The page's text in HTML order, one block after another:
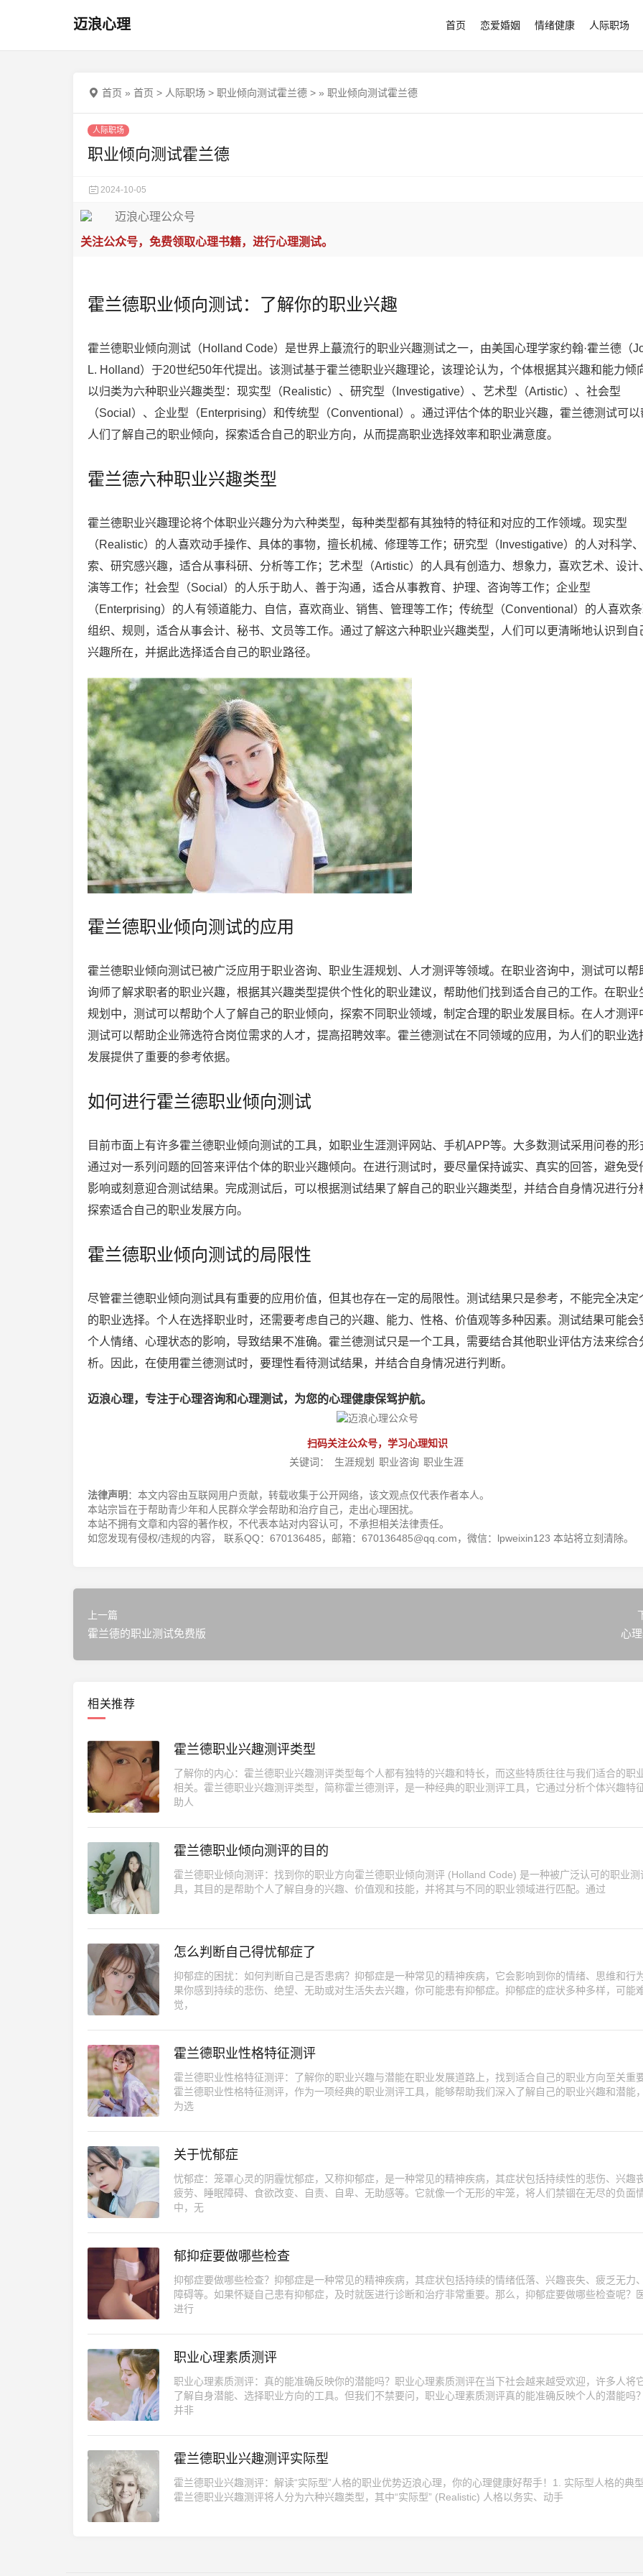
迈浪心理 首页 恋爱婚姻 情绪健康 人际职场
首页 » 首页 > 人际职场 > 职业倾向测试霍兰德 > » 职业倾向测试霍兰德
人际职场
职业倾向测试霍兰德
2024-10-05
关注公众号，免费领取心理书籍，进行心理测试。
霍兰德职业倾向测试：了解你的职业兴趣
霍兰德职业倾向测试（Holland Code）是世界上蕞流行的职业兴趣测试之一，由美国心理学家约翰·霍兰德（
L. Holland）于20世纪50年代提出。该测试基于霍兰德职业兴趣理论，该理论认为，个体根据其兴趣和能力倾
以归类为六种职业兴趣类型：现实型（Realistic）、研究型（Investigative）、艺术型（Artistic）、社会型
（Social）、企业型（Enterprising）和传统型（Conventional）。通过评估个体的职业兴趣，霍兰德测试可以
人们了解自己的职业倾向，探索适合自己的职业方向，从而提高职业选择效率和职业满意度。
霍兰德六种职业兴趣类型
霍兰德职业兴趣理论将个体职业兴趣分为六种类型，每种类型都有其独特的特征和对应的工作领域。现实型
（Realistic）的人喜欢动手操作、具体的事物，擅长机械、修理等工作；研究型（Investigative）的人对科学
索、研究感兴趣，适合从事科研、分析等工作；艺术型（Artistic）的人具有创造力、想象力，喜欢艺术、设计
演等工作；社会型（Social）的人乐于助人、善于沟通，适合从事教育、护理、咨询等工作；企业型
（Enterprising）的人有领道能力、自信，喜欢商业、销售、管理等工作；传统型（Conventional）的人喜欢条
组织、规则，适合从事会计、秘书、文员等工作。通过了解这六种职业兴趣类型，人们可以更清晰地认识到自
兴趣所在，并据此选择适合自己的职业路径。
霍兰德职业倾向测试的应用
霍兰德职业倾向测试已被广泛应用于职业咨询、职业生涯规划、人才测评等领域。在职业咨询中，测试可以帮
询师了解求职者的职业兴趣，根据其兴趣类型提供个性化的职业建议，帮助他们找到适合自己的工作。在职业
规划中，测试可以帮助个人了解自己的职业倾向，探索不同职业领域，制定合理的职业发展目标。在人才测评
测试可以帮助企业筛选符合岗位需求的人才，提高招聘效率。霍兰德测试在不同领域的应用，为人们的职业选
发展提供了重要的参考依据。
如何进行霍兰德职业倾向测试
目前市面上有许多霍兰德职业倾向测试的工具，如职业生涯测评网站、手机APP等。大多数测试采用问卷的形
通过对一系列问题的回答来评估个体的职业兴趣倾向。在进行测试时，要尽量保持诚实、真实的回答，避免受
影响或刻意迎合测试结果。完成测试后，可以根据测试结果了解自己的职业兴趣类型，并结合自身情况进行分
探索适合自己的职业发展方向。
霍兰德职业倾向测试的局限性
尽管霍兰德职业倾向测试具有重要的应用价值，但其也存在一定的局限性。测试结果只是参考，不能完全决定
的职业选择。个人在选择职业时，还需要考虑自己的兴趣、能力、性格、价值观等多种因素。测试结果可能会
个人情绪、心理状态的影响，导致结果不准确。霍兰德测试只是一个工具，需要结合其他职业评估方法来综合
析。因此，在使用霍兰德测试时，要理性看待测试结果，并结合自身情况进行判断。
迈浪心理，专注于心理咨询和心理测试，为您的心理健康保驾护航。
扫码关注公众号，学习心理知识
关键词：
生涯规划 职业咨询 职业生涯
法律声明 ：本文内容由互联网用户贡献，转载收集于公开网络，该文观点仅代表作者本人。
本站宗旨在于帮助青少年和人民群众学会帮助和治疗自己，走出心理困扰。
本站不拥有文章和内容的著作权，不代表本站对内容认可，不承担相关法律责任。
如您发现有侵权/违规的内容， 联系QQ：670136485，邮箱：670136485@qq.com，微信：lpweixin123 本站将立刻清除。
上一篇
霍兰德的职业测试免费版 心
相关推荐
霍兰德职业兴趣测评类型
了解你的内心：霍兰德职业兴趣测评类型每个人都有独特的兴趣和特长，而这些特质往往与我们适合的职
相关。霍兰德职业兴趣测评类型，简称霍兰德测评，是一种经典的职业测评工具，它通过分析个体兴趣特
助人
霍兰德职业倾向测评的目的
霍兰德职业倾向测评：找到你的职业方向霍兰德职业倾向测评 (Holland Code) 是一种被广泛认可的职业测
具，其目的是帮助个人了解自身的兴趣、价值观和技能，并将其与不同的职业领域进行匹配。通过
怎么判断自己得忧郁症了
抑郁症的困扰：如何判断自己是否患病？抑郁症是一种常见的精神疾病，它会影响到你的情绪、思维和行
果你感到持续的悲伤、绝望、无助或对生活失去兴趣，你可能患有抑郁症。抑郁症的症状多种多样，可能
觉，
霍兰德职业性格特征测评
霍兰德职业性格特征测评：了解你的职业兴趣与潜能在职业发展道路上，找到适合自己的职业方向至关重
霍兰德职业性格特征测评，作为一项经典的职业测评工具，能够帮助我们深入了解自己的职业兴趣和潜能
为选
关于忧郁症
忧郁症：笼罩心灵的阴霾忧郁症，又称抑郁症，是一种常见的精神疾病，其症状包括持续性的悲伤、兴趣丧
疲劳、睡眠障碍、食欲改变、自责、自卑、无助感等。它就像一个无形的牢笼，将人们禁锢在无尽的负面
中，无
郁抑症要做哪些检查
抑郁症要做哪些检查？抑郁症是一种常见的精神疾病，其症状包括持续的情绪低落、兴趣丧失、疲乏无力
障碍等。如果怀疑自己患有抑郁症，及时就医进行诊断和治疗非常重要。那么，抑郁症要做哪些检查呢？
进行
职业心理素质测评
职业心理素质测评：真的能准确反映你的潜能吗？职业心理素质测评在当下社会越来越受欢迎，许多人将
了解自身潜能、选择职业方向的工具。但我们不禁要问，职业心理素质测评真的能准确反映个人的潜能吗
并非
霍兰德职业兴趣测评实际型
霍兰德职业兴趣测评：解读“实际型”人格的职业优势迈浪心理，你的心理健康好帮手！1. 实际型人格的典
霍兰德职业兴趣测评将人分为六种兴趣类型，其中“实际型” (Realistic) 人格以务实、动手